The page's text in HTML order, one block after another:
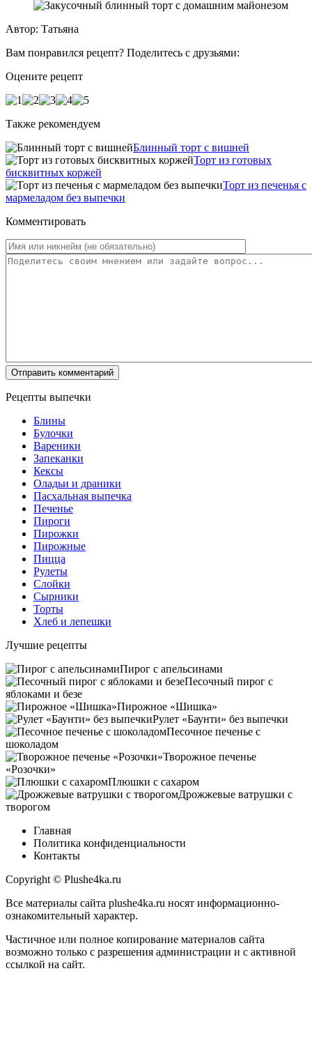
Автор: Татьяна
Вам понравился рецепт? Поделитесь с друзьями:
Оцените рецепт
Также рекомендуем
Блинный торт с вишней
Торт из готовых
бисквитных коржей
Торт из печенья с
мармеладом без выпечки
Комментировать
Рецепты выпечки
Блины
Булочки
Вареники
Запеканки
Кексы
Оладьи и драники
Пасхальная выпечка
Печенье
Пироги
Пирожки
Пирожные
Пицца
Рулеты
Слойки
Сырники
Торты
Хлеб и лепешки
Лучшие рецепты
Пирог с апельсинами
Песочный пирог с
яблоками и безе
Пирожное «Шишка»
Рулет «Баунти» без выпечки
Песочное печенье с
шоколадом
Творожное печенье
«Розочки»
Плюшки с сахаром
Дрожжевые ватрушки с
творогом
Главная
Политика конфиденциальности
Контакты
Copyright © Plushe4ka.ru
Все материалы сайта plushe4ka.ru носят информационно-
ознакомительный характер.
Частичное или полное копирование материалов сайта
возможно только с разрешения администрации и с активной
ссылкой на сайт.